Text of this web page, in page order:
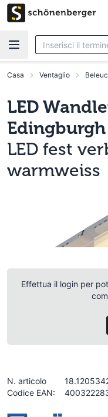
Vai al contenuto
Casa Ventaglio
LED
Edingburgh
LED fest
warmweiss
Effettua il login per
N. articolo
Codice EAN: